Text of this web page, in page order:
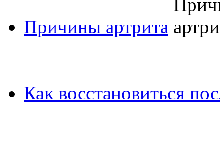
Причины артрита
Как восстановиться